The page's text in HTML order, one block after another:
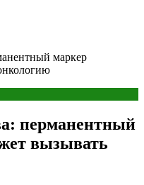
маркер
перманентный
вызывать